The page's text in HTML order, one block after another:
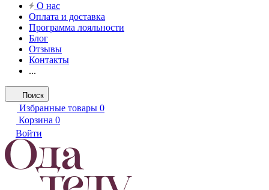
О нас
Оплата и доставка
Программа лояльности
Блог
Отзывы
Контакты
...
Поиск
Избранные товары 0
Корзина 0
Войти